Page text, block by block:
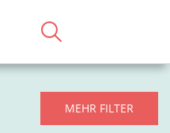
MEHR FILTER